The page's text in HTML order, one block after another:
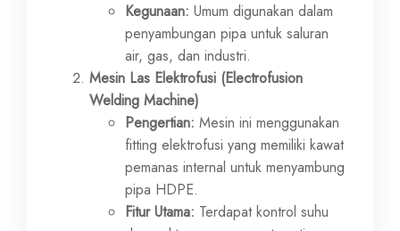
Kegunaan: Umum digunakan dalam
penyambungan pipa untuk saluran
air, gas, dan industri.
Mesin Las Elektrofusi (Electrofusion
Welding Machine)
Pengertian: Mesin ini menggunakan
fitting elektrofusi yang memiliki kawat
pemanas internal untuk menyambung
pipa HDPE.
Fitur Utama: Terdapat kontrol suhu